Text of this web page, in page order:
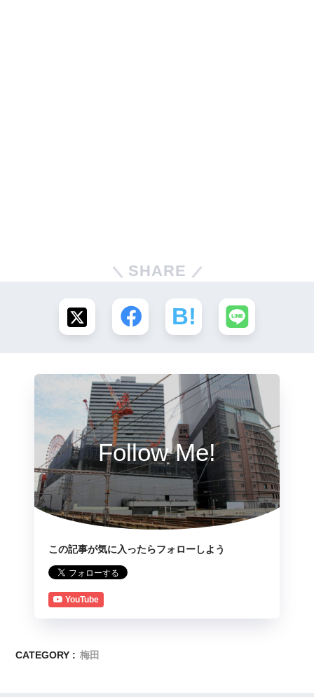
SHARE
Follow Me!
この記事が気に入ったらフォローしよう
YouTube
CATEGORY : 梅田